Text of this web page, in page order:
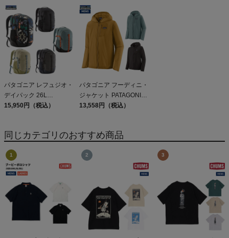
TERREBONNE
JOGGERS
パタゴニア レフュジオ・
デイパック 26L
PATAGONIA REFUGIO
15,950円（税込）
パタゴニア フーディニ・
ジャケット PATAGONIA
MS HOUDINI JKT
13,558円（税込）
同じカテゴリのおすすめ商品